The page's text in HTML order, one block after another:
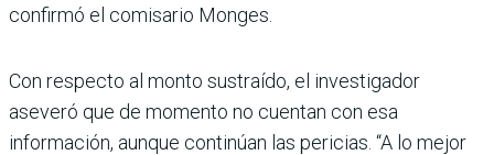
confirmó el comisario Monges.
Con respecto al monto sustraído, el investigador
aseveró que de momento no cuentan con esa
información, aunque continúan las pericias. “A lo mejor